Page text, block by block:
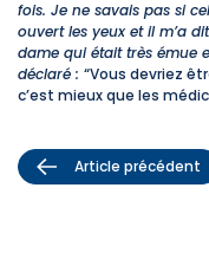
fois. Je ne savais pas si
ouvert les yeux et il m’a
dame qui était très émue
déclaré : “Vous devriez
c’est mieux que les
Article précédent